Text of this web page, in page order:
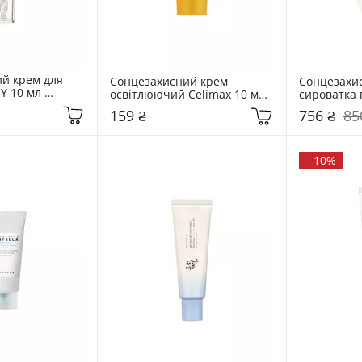
крем для
10 мл
Physical
PA++++
Сонцезахисний крем
освітлюючий Celimax 10 мл
Pore+Dark Spot Brightening
Care Sunscreen
159 ₴
сироватка
Needly 50
Serum
756 ₴
- 10%